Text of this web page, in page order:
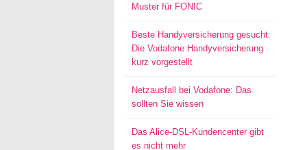
Muster für FONIC
Beste Handyversicherung gesucht:
Die Vodafone Handyversicherung
kurz vorgestellt
Netzausfall bei Vodafone: Das
sollten Sie wissen
Das Alice-DSL-Kundencenter gibt
es nicht mehr